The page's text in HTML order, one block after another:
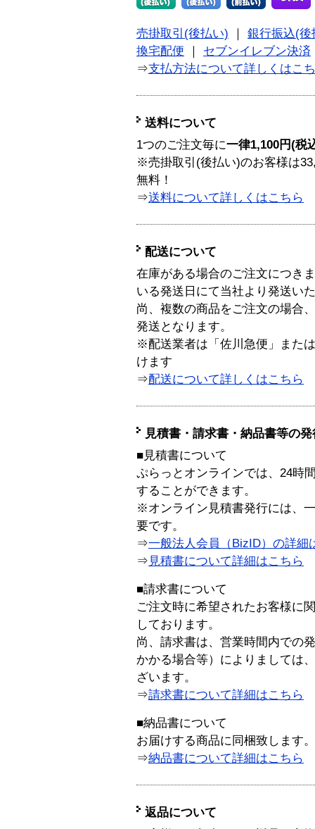
売掛取引(後払い)
銀行振込(後
換宅配便
セブンイレブン決済
⇒支払方法について詳しくはこ
送料について
1つのご注文毎に一律1,100円(税
※売掛取引(後払い)のお客様は
無料！
⇒送料について詳しくはこちら
配送について
在庫がある場合のご注文につき
いる発送日にて当社より発送い
尚、複数の商品をご注文の場合
発送となります。
※配送業者は「佐川急便」また
けます
⇒配送について詳しくはこちら
見積書・請求書・納品書等の
■見積書について
ぷらっとオンラインでは、24時
することができます。
※オンライン見積書発行には、
要です。
⇒一般法人会員（BizID）の詳細
⇒ 見積書について詳細はこちら
■請求書について
ご注文時に希望されたお客様に
しております。
尚、請求書は、営業時間内での
かかる場合等）によりましては
ざいます。
⇒請求書について詳細はこちら
■納品書について
お届けする商品に同梱致します。
⇒納品書について詳細はこちら
返品について